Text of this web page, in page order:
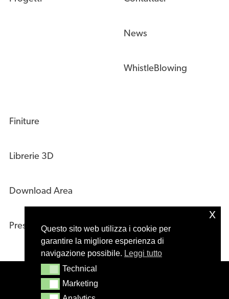
Questo sito web utilizza i cookie per
garantire la migliore esperienza di
navigazione possibile. Leggi tutto
TechnicalTechnical
MarketingMarketing
x
News
WhistleBlowing
Finiture
Librerie 3D
Download Area
Press Kit
© 2020 – Masiero s.r.l. Treviso – Italy – P.IVA